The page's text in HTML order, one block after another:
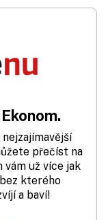
přečíst na
vám už více jak
kterého
a baví!